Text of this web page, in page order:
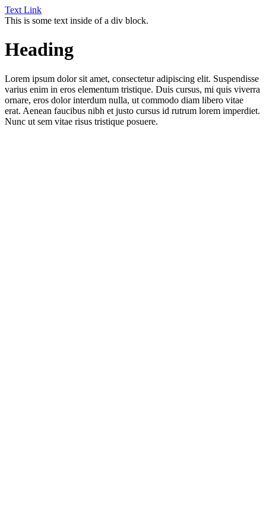
Text Link
This is some text inside of a div block.
Heading
Lorem ipsum dolor sit amet, consectetur adipiscing elit. Suspendisse
varius enim in eros elementum tristique. Duis cursus, mi quis viverra
ornare, eros dolor interdum nulla, ut commodo diam libero vitae
erat. Aenean faucibus nibh et justo cursus id rutrum lorem imperdiet.
Nunc ut sem vitae risus tristique posuere.